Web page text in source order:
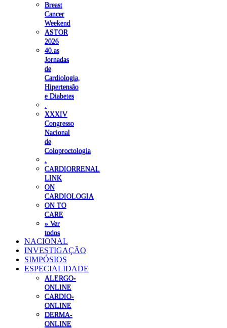
Breast
Cancer
Weekend
ASTOR
2026
40.as
Jornadas
de
Cardiologia,
Hipertensão
e Diabetes
XXXIV
Congresso
Nacional
de
Coloproctologia
CARDIORRENAL
LINK
ON
CARDIOLOGIA
ON TO
CARE
» Ver
todos
NACIONAL
INVESTIGAÇÃO
SIMPÓSIOS
ESPECIALIDADE
ALERGO-
ONLINE
CARDIO-
ONLINE
DERMA-
ONLINE